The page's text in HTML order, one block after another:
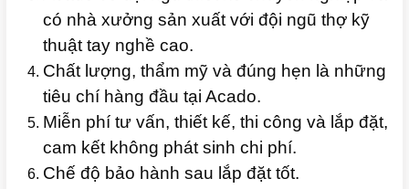
có nhà xưởng sản xuất với đội ngũ thợ kỹ
thuật tay nghề cao.
Chất lượng, thẩm mỹ và đúng hẹn là những
tiêu chí hàng đầu tại Acado.
Miễn phí tư vấn, thiết kế, thi công và lắp đặt,
cam kết không phát sinh chi phí.
Chế độ bảo hành sau lắp đặt tốt.